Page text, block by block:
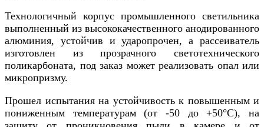
Технологичный корпус промышленного светильника
выполненный из высококачественного анодированного
алюминия, устойчив и ударопрочен, а рассеиватель
изготовлен из прозрачного светотехнического
поликарбоната, под заказ может реализовать опал или
микропризму.
Прошел испытания на устойчивость к повышенным и
пониженным температурам (от -50 до +50°С), на